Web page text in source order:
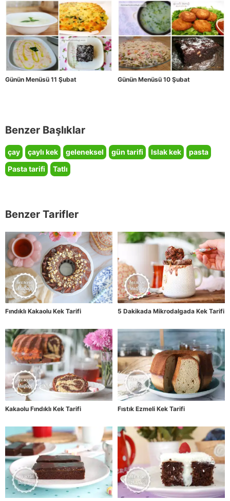
Günün Menüsü 11 Şubat Günün Menüsü 10 Şubat
Benzer Başlıklar
çay çaylı kek geleneksel gün tarifi Islak kek
pasta
Pasta tarifi
Tatlı
Benzer Tarifler
Fındıklı Kakaolu Kek Tarifi 5 Dakikada Mikrodalgada Kek Tarifi
Kakaolu Fındıklı Kek Tarifi Fıstık Ezmeli Kek Tarifi